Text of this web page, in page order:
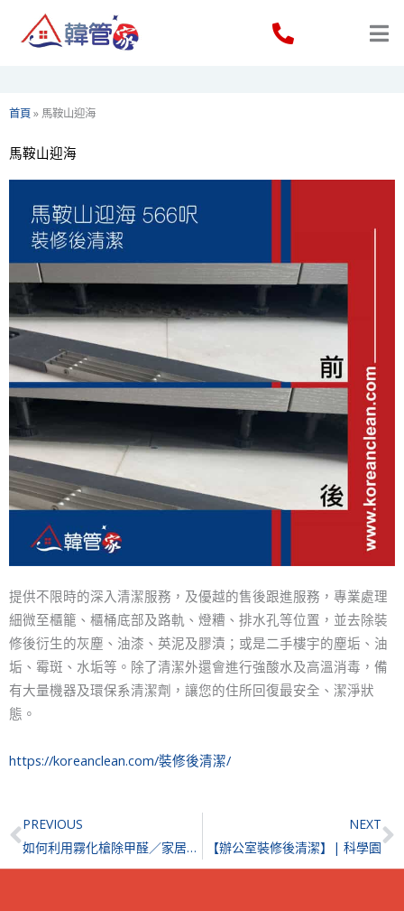
首頁» 馬鞍山迎海
馬鞍山迎海
提供不限時的深入清潔服務，及優越的售後跟進服務，專業處理
細微至櫃籠、櫃桶底部及路軌、燈糟、排水孔等位置，並去除裝
修後衍生的灰塵、油漆、英泥及膠漬；或是二手樓宇的塵垢、油
垢、霉斑、水垢等。除了清潔外還會進行強酸水及高溫消毒，備
有大量機器及環保系清潔劑，讓您的住所回復最安全、潔淨狀
態。
https://koreanclean.com/裝修後清潔/
Prev
PREVIOUS
如何利用霧化槍除甲醛／家居清潔？使用霧化槍消毒時有什麼注意事項？
NEXT
【辦公室裝修後清潔】| 科學園